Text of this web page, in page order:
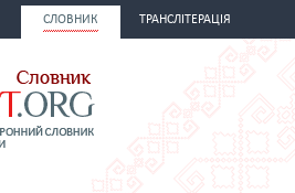
СЛОВНИК ТРАНСЛІТЕРАЦІЯ